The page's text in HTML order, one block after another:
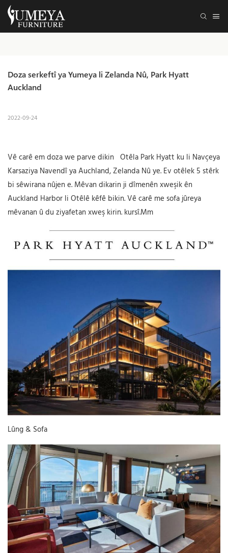
Doza serkeftî ya Yumeya li Zelanda Nû, Park Hyatt
Auckland
2022-09-24
Vê carê em doza we parve dikin Otêla Park Hyatt ku li Navçeya
Karsaziya Navendî ya Auchland, Zelanda Nû ye. Ev otêlek 5 stêrk
bi sêwirana nûjen e. Mêvan dikarin ji dîmenên xweşik ên
Auckland Harbor li Otêlê kêfê bikin. Vê carê me sofa jûreya
mêvanan û du ziyafetan xweş kirin. kursî.Mm
Lûng & Sofa